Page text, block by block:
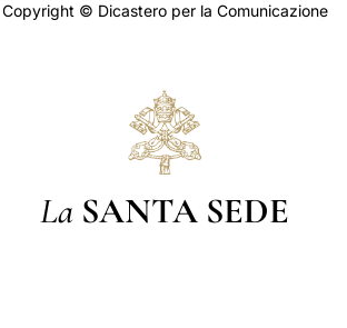
Copyright © Dicastero per la Comunicazione
La SANTA SEDE